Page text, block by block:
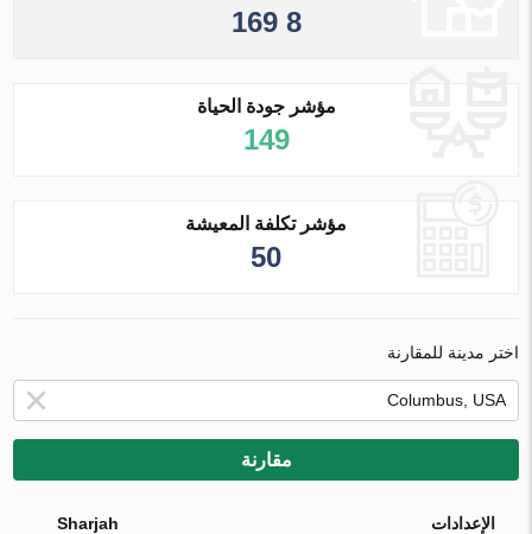
8 169
مؤشر جودة الحياة
149
مؤشر تكلفة المعيشة
50
اختر مدينة للمقارنة
مقارنة
الإعدادات Sharjah